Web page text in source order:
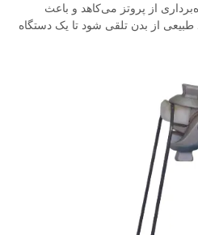
از پروتز می‌کاهد و باعث
از بدن تلقی شود تا یک دستگاه